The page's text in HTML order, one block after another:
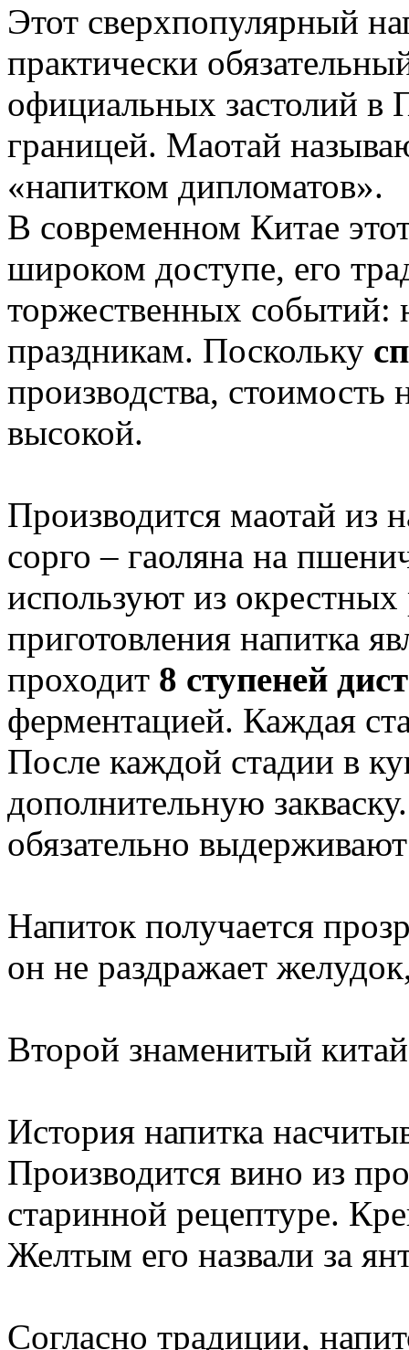
Этот сверхпопулярный
практически
официальных застолий в
границей. Маотай
«напитком дипломатов».
В современном Китае
широком доступе, его
торжественных событий:
праздникам. Поскольку
производства, стоимость
высокой.
Производится маотай из
сорго – гаоляна на
используют из
приготовления напитка
проходит 8 ступеней
ферментацией. Каждая
После каждой стадии в
дополнительную
обязательно
Напиток получается
он не раздражает
Второй знаменитый
История напитка
Производится вино из
старинной рецептуре.
Желтым его назвали за
Согласно традиции,